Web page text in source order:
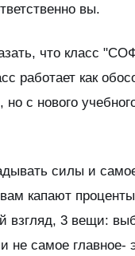
вы.
что класс
работает как
с нового
силы и
капают
взгляд, 3 вещи:
не самое главное-